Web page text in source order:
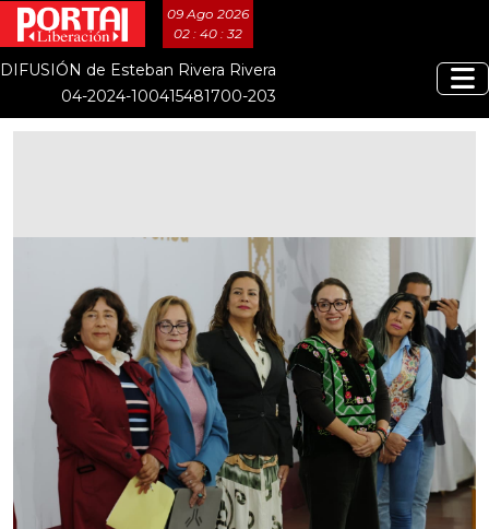
09 Ago 2026
02 : 40 : 32
DIFUSIÓN de Esteban Rivera Rivera
04-2024-100415481700-203